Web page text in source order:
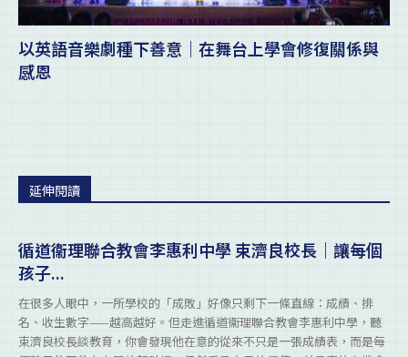
以英語音樂劇種下善意｜在舞台上學會修復關係與
感恩
延伸閱讀
循道衞理聯合教會李惠利中學 束濟良校長｜讓每個
孩子...
在很多人眼中，一所學校的「成敗」好像只剩下一條直線：成績、排
名、收生數字——越高越好。但走進循道衞理聯合教會李惠利中學，聽
束濟良校長談教育，你會發現他在意的從來不只是一張成績表，而是每